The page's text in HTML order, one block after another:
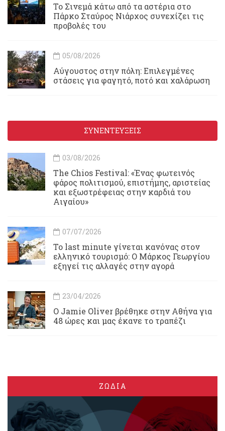
To Σινεμά κάτω από τα αστέρια στο
Πάρκο Σταύρος Νιάρχος συνεχίζει τις
προβολές του
05/08/2026
Αύγουστος στην πόλη: Επιλεγμένες
στάσεις για φαγητό, ποτό και χαλάρωση
ΣΥΝΕΝΤΕΥΞΕΙΣ
03/08/2026
Τhe Chios Festival: «Ένας φωτεινός
φάρος πολιτισμού, επιστήμης, αριστείας
και εξωστρέφειας στην καρδιά του
Αιγαίου»
07/07/2026
Το last minute γίνεται κανόνας στον
ελληνικό τουρισμό: Ο Μάρκος Γεωργίου
εξηγεί τις αλλαγές στην αγορά
23/04/2026
Ο Jamie Oliver βρέθηκε στην Αθήνα για
48 ώρες και μας έκανε το τραπέζι
ΖΩΔΙΑ